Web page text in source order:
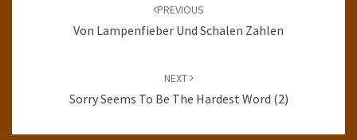
PREVIOUS
Von Lampenfieber Und Schalen Zahlen
NEXT
Sorry Seems To Be The Hardest Word (2)